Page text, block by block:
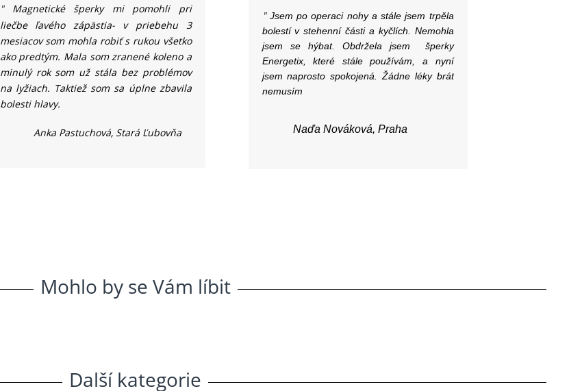
" Magnetické šperky mi pomohli pri
liečbe ľavého zápästia- v priebehu 3
mesiacov som mohla robiť s rukou všetko
ako predtým. Mala som zranené koleno a
minulý rok som už stála bez problémov
na lyžiach. Taktiež som sa úplne zbavila
bolesti hlavy.
Anka Pastuchová, Stará Ľubovňa
" Jsem po operaci nohy a stále jsem trpěla
bolestí v stehenní části a kyčlích. Nemohla
jsem se hýbat. Obdržela jsem šperky
Energetix, které stále používám, a nyní
jsem naprosto spokojená. Žádne léky brát
nemusím
Naďa Nováková, Praha
Mohlo by se Vám líbit
Další. kategorie